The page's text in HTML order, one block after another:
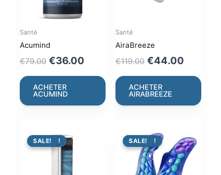
Santé
Acumind
€79.00 Original
price
was:
€79.00.
€36.00 Current
price
€36.00.
ACHETER
ACUMIND
Santé
AiraBreeze
€119.00 Original
price
was:
€119.00.
€44.00
price
ACHETER
AIRABREEZE
PROMO !
SALE! PROMO !
SALE!